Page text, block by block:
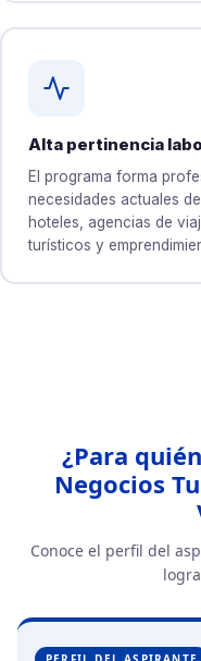
Alta pertinencia
El programa forma
necesidades actuales
hoteles, agencias de
turísticos y
¿Para
Negocios
Conoce el perfil del